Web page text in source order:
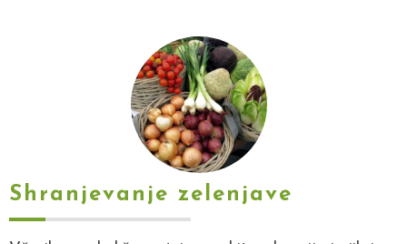
Shranjevanje zelenjave